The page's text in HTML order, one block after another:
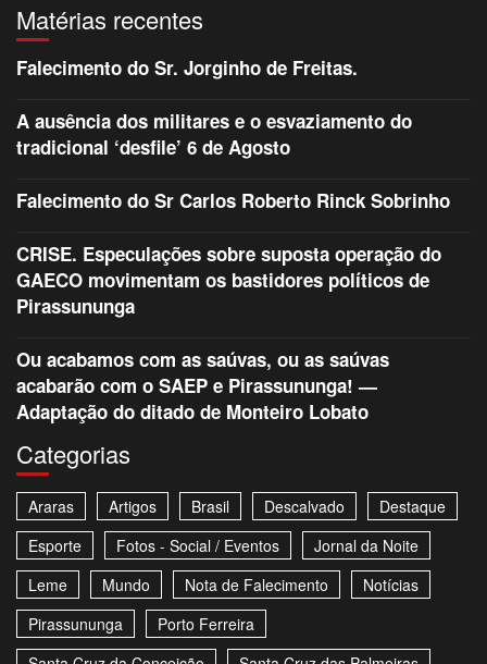
Matérias recentes
Falecimento do Sr. Jorginho de Freitas.
A ausência dos militares e o esvaziamento do
tradicional ‘desfile’ 6 de Agosto
Falecimento do Sr Carlos Roberto Rinck Sobrinho
CRISE. Especulações sobre suposta operação do
GAECO movimentam os bastidores políticos de
Pirassununga
Ou acabamos com as saúvas, ou as saúvas
acabarão com o SAEP e Pirassununga! —
Adaptação do ditado de Monteiro Lobato
Categorias
Araras Artigos Brasil Descalvado
Destaque
Esporte
Fotos - Social / Eventos
Jornal da Noite
Leme
Mundo Nota de Falecimento
Notícias
Pirassununga
Porto Ferreira